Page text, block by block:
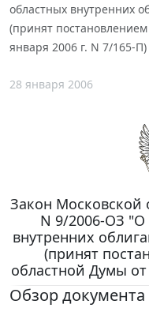
областных внутренних
(принят
января 2006 г. N 7/165-П)
28 января 2006
Закон Московской
N 9/2006-ОЗ "О
внутренних
(принят
областной Думы от
Обзор документа